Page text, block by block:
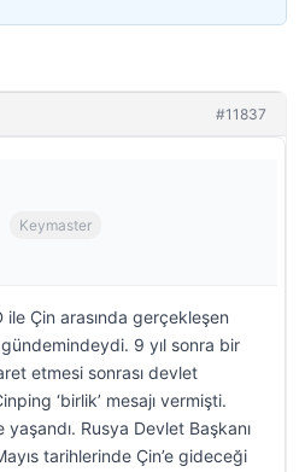
#11837
Keymaster
Çin arasında gerçekleşen
9 yıl sonra bir
etmesi sonrası devlet
‘birlik’ mesajı vermişti.
Rusya Devlet Başkanı
tarihlerinde Çin’e gideceği